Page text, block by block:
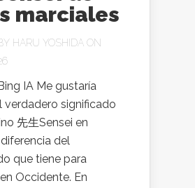
marciales
HARU YOSHIDA ON
IA Me gustaría
verdadero significado
先生Sensei en
del
que tiene para
Occidente. En